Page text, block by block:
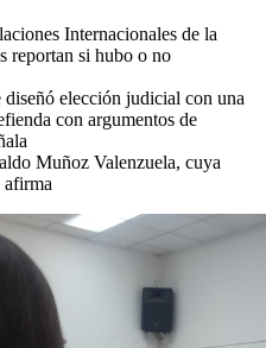
Internacionales de la
reportan si hubo o no
elección judicial con una
con argumentos de
Muñoz Valenzuela, cuya
afirma